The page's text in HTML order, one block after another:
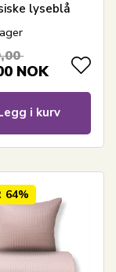
lyseblå
NOK
i kurv
64%